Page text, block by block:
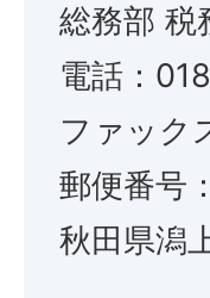
総務部 税
電話：
ファック
郵便番号
秋田県潟